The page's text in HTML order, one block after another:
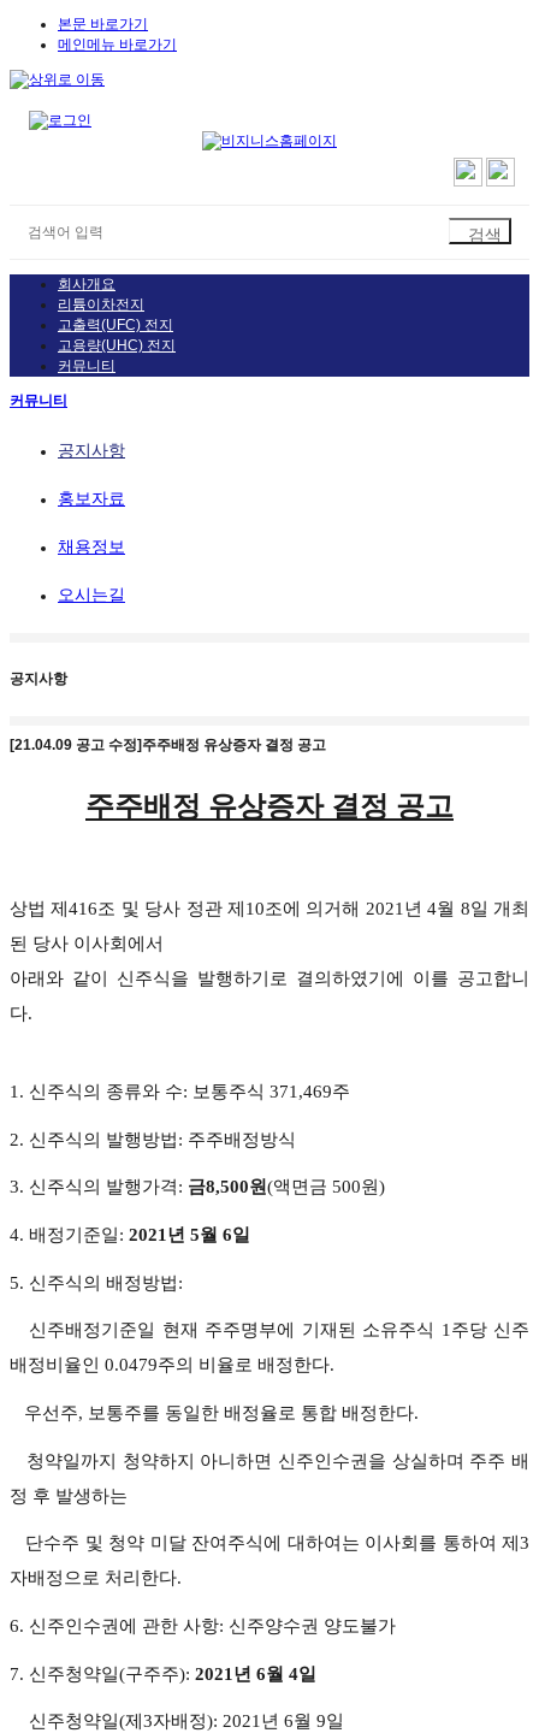
본문 바로가기
메인메뉴 바로가기
회사개요
리튬이차전지
고출력(UFC) 전지
고용량(UHC) 전지
커뮤니티
커뮤니티
공지사항
홍보자료
채용정보
오시는길
공지사항
[21.04.09 공고 수정]주주배정 유상증자 결정 공고
주주배정 유상증자 결정 공고
상법 제416조 및 당사 정관 제 10조에 의거해 2021 년4월 8일 개최
된 당사 이사회에서
아래와 같이 신주식을 발행하기로 결의하였기에 이를 공고합니
다.
1. 신주식의 종류와 수: 보통주식 371,469주
2. 신주식의 발행방법: 주주배정방식
3. 신주식의 발행가격: 금8,500원(액면금 500원)
4. 배정기준일: 2021년 5월 6일
5. 신주식의 배정방법:
신주배정기준일 현재 주주명부에 기재된 소유주식 1주당 신주
배정비율인 0.0479주의 비율로 배정한다.
우선주, 보통주를 동일한 배정율로 통합 배정한다.
청약일까지 청약하지 아니하면 신주인수권을 상실하며 주주 배
정 후 발생하는
단수주 및 청약 미달 잔여주식에 대하여는 이사회를 통하여 제3
자배정으로 처리한다.
6. 신주인수권에 관한 사항: 신주양수권 양도불가
7. 신주청약일(구주주): 2021년 6월 4일
신주청약일(제3자배정): 2021년 6월 9일